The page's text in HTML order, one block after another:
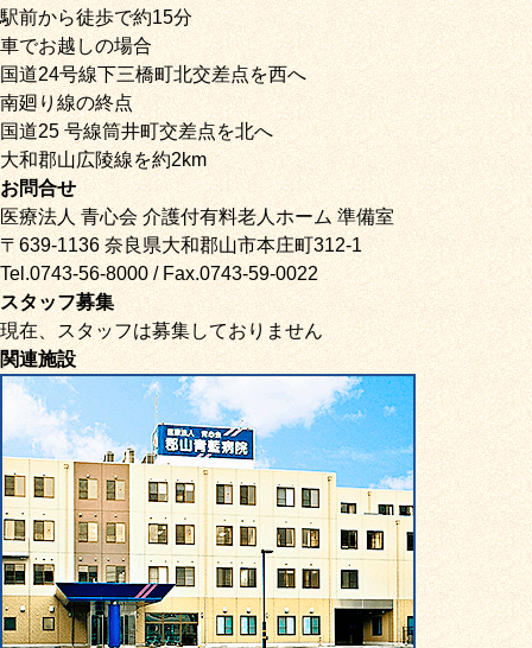
駅前から徒歩で約15分
車でお越しの場合
国道24号線下三橋町北交差点を西へ
南廻り線の終点
国道25 号線筒井町交差点を北へ
大和郡山広陵線を約2km
お問合せ
医療法人 青心会 介護付有料老人ホーム 準備室
〒639-1136 奈良県大和郡山市本庄町312-1
Tel.0743-56-8000 / Fax.0743-59-0022
スタッフ募集
現在、スタッフは募集しておりません
関連施設